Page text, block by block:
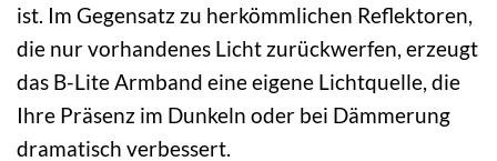
ist. Im Gegensatz zu herkömmlichen Reflektoren,
die nur vorhandenes Licht zurückwerfen, erzeugt
das B-Lite Armband eine eigene Lichtquelle, die
Ihre Präsenz im Dunkeln oder bei Dämmerung
dramatisch verbessert.